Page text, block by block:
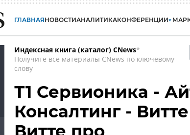
ГЛАВНАЯНОВОСТИАНАЛИТИКАКОНФЕРЕНЦИИ
Индексная книга (каталог) CNews*
Получите все материалы CNews по ключевому
слову
Т1 Сервионика -
Консалтинг -